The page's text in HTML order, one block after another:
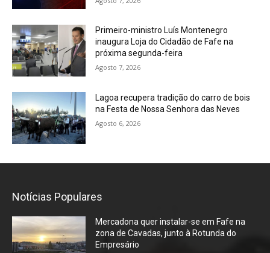
Primeiro-ministro Luís Montenegro
inaugura Loja do Cidadão de Fafe na
próxima segunda-feira
Agosto 7, 2026
Lagoa recupera tradição do carro de bois
na Festa de Nossa Senhora das Neves
Agosto 6, 2026
Notícias Populares
Mercadona quer instalar-se em Fafe na
zona de Cavadas, junto à Rotunda do
Empresário